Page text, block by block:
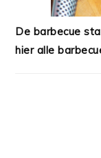
De barbecue
hier alle